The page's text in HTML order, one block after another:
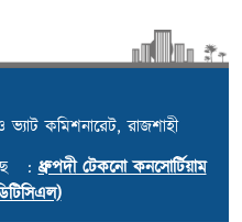
কমিশনারেট, রাজশাহী
:ধ্রুপদী টেকনো কনসোর্টিয়াম